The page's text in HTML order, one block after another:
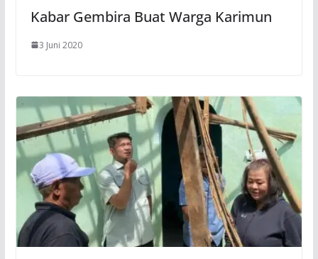
Kabar Gembira Buat Warga Karimun
3 Juni 2020